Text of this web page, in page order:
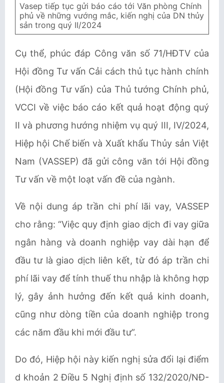
Vasep tiếp tục gửi báo cáo tới Văn phòng Chính
phủ về những vướng mắc, kiến nghị của DN thủy
sản trong quý II/2024
Cụ thể, phúc đáp Công văn số 71/HĐTV của
Hội đồng Tư vấn Cải cách thủ tục hành chính
(Hội đồng Tư vấn) của Thủ tướng Chính phủ,
VCCIvề việc báo cáo kết quả hoạt động quý
II và phương hướng nhiệm vụ quý III, IV/2024,
Hiệp hội Chế biến và Xuất khẩu Thủy sản Việt
Nam (VASSEP) đã gửi công văn tới Hội đồng
Tư vấn về một loạt vấn đề của ngành.
Về nội dung áp trần chi phí lãi vay, VASSEP
cho rằng: “Việc quy định giao dịch đi vay giữa
ngân hàng và doanh nghiệp vay dài hạn để
đầu tư là giao dịch liên kết, từ đó áp trần chi
phí lãi vay để tính thuế thu nhập là không hợp
lý, gây ảnh hưởng đến kết quả kinh doanh,
cũng như dòng tiền của doanh nghiệp trong
các năm đầu khi mới đầu tư”.
Do đó, Hiệp hội này kiến nghị sửa đổi lại điểm
d khoản 2 Điều 5 Nghị định số 132/2020/NĐ-